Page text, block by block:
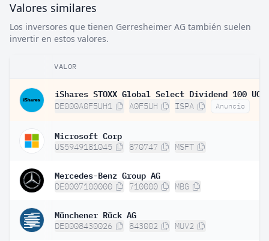
Valores similares
Los inversores que tienen Gerresheimer AG también suelen
invertir en estos valores.
VALOR
DE000A0F5UH1 A0F5UH ISPA Anuncio
Microsoft Corp
US5949181045 870747 MSFT
Mercedes-Benz Group AG
DE0007100000 710000 MBG
Münchener Rück AG
DE0008430026 843002 MUV2